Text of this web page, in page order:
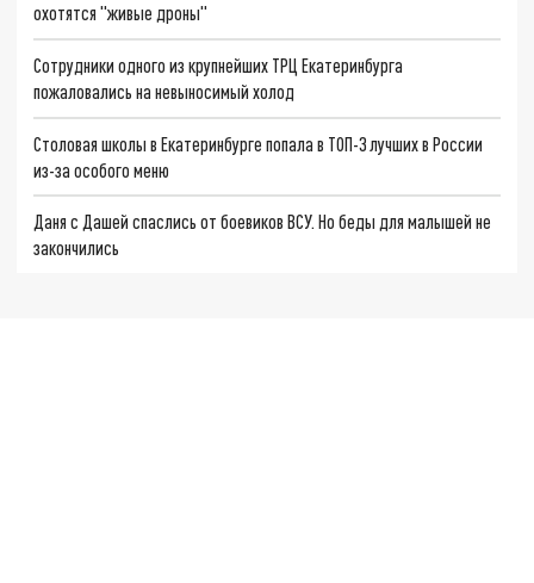
охотятся "живые дроны"
Сотрудники одного из крупнейших ТРЦ Екатеринбурга
пожаловались на невыносимый холод
Столовая школы в Екатеринбурге попала в ТОП-3 лучших в России
из-за особого меню
Даня с Дашей спаслись от боевиков ВСУ. Но беды для малышей не
закончились